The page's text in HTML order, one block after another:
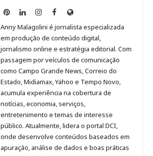
Anny
Malagolini
no
Pinterest
Anny
Malagolini
no
LinkedIn
Anny
Malagolini
no
Instagram
Anny
Malagolini
no
Facebook
Site
de
Anny
Malagolini
Anny Malagolini é jornalista especializada
em produção de conteúdo digital,
jornalismo online e estratégia editorial. Com
passagem por veículos de comunicação
como Campo Grande News, Correio do
Estado, Midiamax, Yahoo e Tempo Novo,
acumula experiência na cobertura de
notícias, economia, serviços,
entretenimento e temas de interesse
público. Atualmente, lidera o portal DCI,
onde desenvolve conteúdos baseados em
apuração, análise de dados e boas práticas